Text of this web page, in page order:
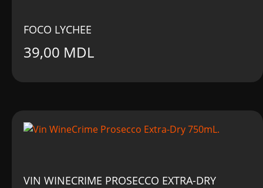
FOCO LYCHEE
39,00 MDL
VIN WINECRIME PROSECCO EXTRA-DRY